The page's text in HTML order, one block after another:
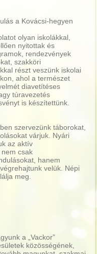
a Kovácsi-hegyen
olyan iskolákkal,
nyitottak és
rendezvények
szakköri
részt veszünk iskolai
ahol a természet
diavetítéses
túravezetés
is készítettünk.
szervezünk táborokat,
várjuk. Nyári
az aktív
csak
hanem
velük. Népi
meg.
a „Vackor”
közösségének,